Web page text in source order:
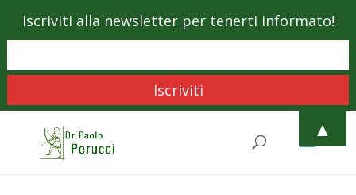
Iscriviti alla newsletter per tenerti informato!
▲